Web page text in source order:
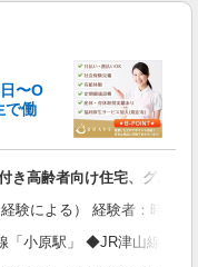
〜O
で働
高齢者向け住宅、グルー
験による） 経験者：時
「小原駅」 ◆JR津山線「